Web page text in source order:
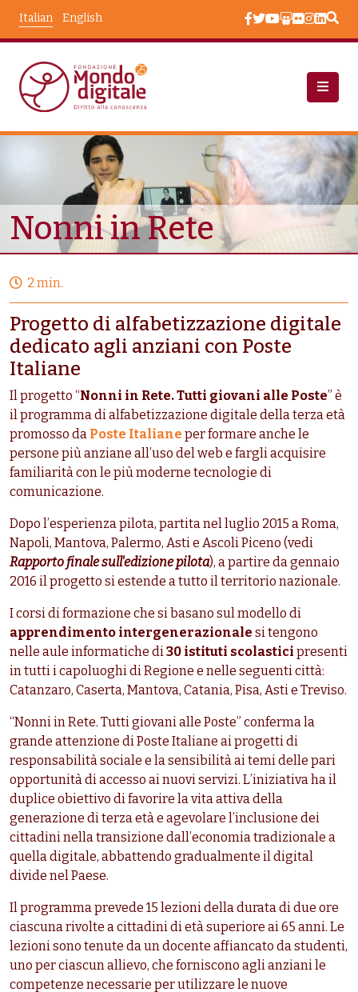
English
Italian
Progetti Nonni In Rete
Nonni in Rete
2 min.
Progetto di alfabetizzazione digitale
dedicato agli anziani con Poste
Italiane
Il progetto “Nonni in Rete. Tutti giovani alle Poste” è
il programma di alfabetizzazione digitale della terza età
promosso da Poste Italiane per formare anche le
persone più anziane all’uso del web e fargli acquisire
familiarità con le più moderne tecnologie di
comunicazione.
Dopo l’esperienza pilota, partita nel luglio 2015 a Roma,
Napoli, Mantova, Palermo, Asti e Ascoli Piceno (vedi
Rapporto finale sull'edizione pilota), a partire da gennaio
2016 il progetto si estende a tutto il territorio nazionale.
I corsi di formazione che si basano sul modello di
apprendimento intergenerazionale si tengono
nelle aule informatiche di30 istituti scolastici presenti
in tutti i capoluoghi di Regione e nelle seguenti città:
Catanzaro, Caserta, Mantova, Catania, Pisa, Asti e Treviso.
“Nonni in Rete. Tutti giovani alle Poste” conferma la
grande attenzione di Poste Italiane ai progetti di
responsabilità sociale e la sensibilità ai temi delle pari
opportunità di accesso ai nuovi servizi. L’iniziativa ha il
duplice obiettivo di favorire la vita attiva della
generazione di terza età e agevolare l’inclusione dei
cittadini nella transizione dall’economia tradizionale a
quella digitale, abbattendo gradualmente il digital
divide nel Paese.
Il programma prevede 15 lezioni della durata di due ore
ciascuna rivolte a cittadini di età superiore ai 65 anni. Le
lezioni sono tenute da un docente affiancato da studenti,
uno per ciascun allievo, che forniscono agli anziani le
competenze necessarie per utilizzare le nuove